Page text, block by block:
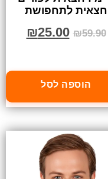
חצאית לתחפושת
₪59.90
₪25.00
הוספה לסל